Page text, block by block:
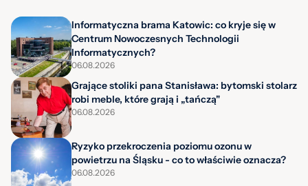
Informatyczna brama Katowic: co kryje się w
Centrum Nowoczesnych Technologii
Informatycznych?
06.08.2026
Grające stoliki pana Stanisława: bytomski stolarz
robi meble, które grają i „tańczą"
06.08.2026
Ryzyko przekroczenia poziomu ozonu w
powietrzu na Śląsku - co to właściwie oznacza?
06.08.2026